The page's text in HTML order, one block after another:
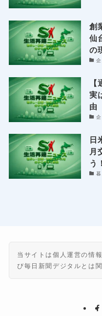
創
仙
の
実
由
日
月
う！
当サイトは個人運営の情
び毎日新聞デジタルとは